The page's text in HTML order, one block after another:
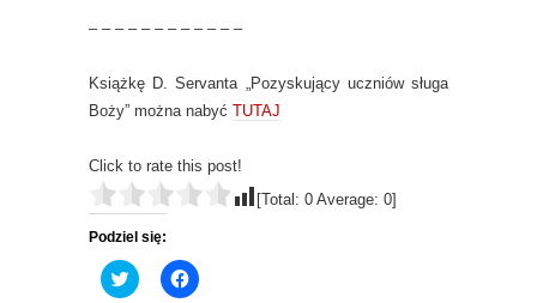
– – – – – – – – – – – –
Książkę D. Servanta „Pozyskujący uczniów sługa
Boży” można nabyć TUTAJ
Click to rate this post!
[Total: 0 Average: 0]
Podziel się:
C
l
C
l